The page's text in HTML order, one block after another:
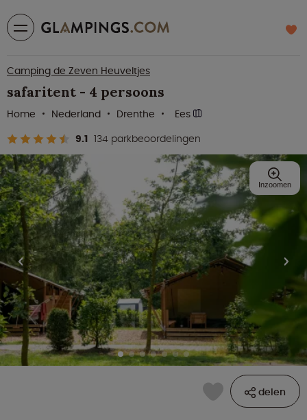
Camping de Zeven Heuveltjes
safaritent - 4 persoons
9.1 134 parkbeoordelingen
Home Nederland Drenthe Ees
delen
Inzoomen